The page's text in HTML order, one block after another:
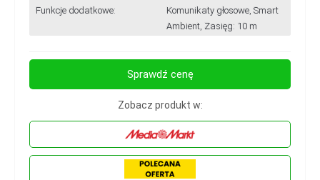
Funkcje dodatkowe:
Komunikaty głosowe, Smart
Ambient, Zasięg: 10 m
Sprawdź cenę
Zobacz produkt w: